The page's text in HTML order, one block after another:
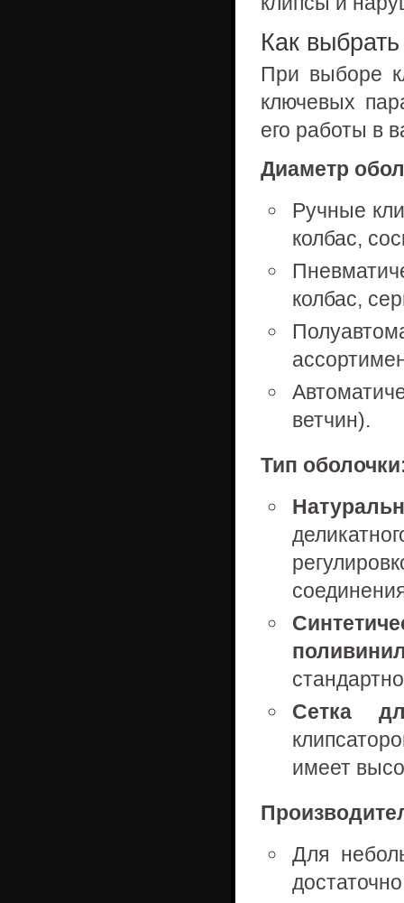
Как
При выборе
ключевых
его работы в
Диаметр
Ручные
колбас,
колбас,
ветчин).
Тип
Сетка
имеет
Для